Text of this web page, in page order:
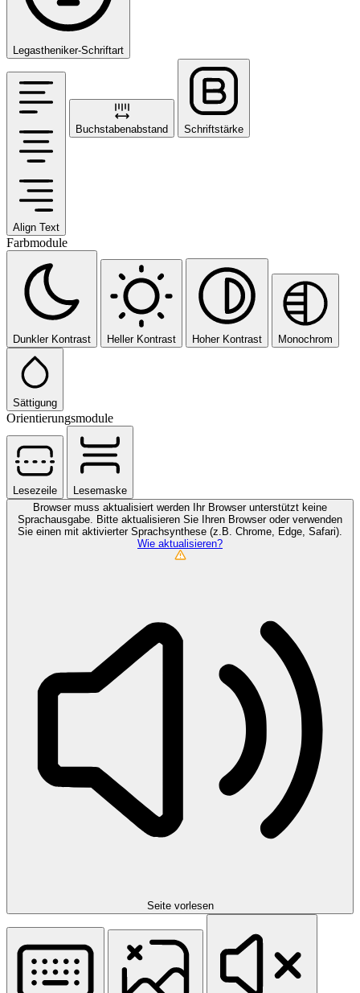
Legastheniker-Schriftart
Align Text
Buchstabenabstand Schriftstärke
Farbmodule
Dunkler Kontrast Heller Kontrast Hoher Kontrast Monochrom
Sättigung
Orientierungsmodule
Lesezeile
Lesemaske
Browser muss aktualisiert werden
Ihr Browser unterstützt keine
Sprachausgabe. Bitte aktualisieren Sie Ihren Browser oder verwenden
Sie einen mit aktivierter Sprachsynthese (z.B. Chrome, Edge, Safari).
Wie aktualisieren?
Seite vorlesen